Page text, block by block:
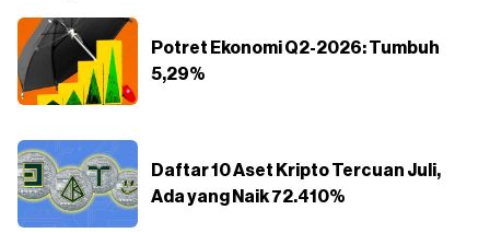
Potret Ekonomi Q2-2026: Tumbuh
5,29%
Daftar 10 Aset Kripto Tercuan Juli,
Ada yang Naik 72.410%